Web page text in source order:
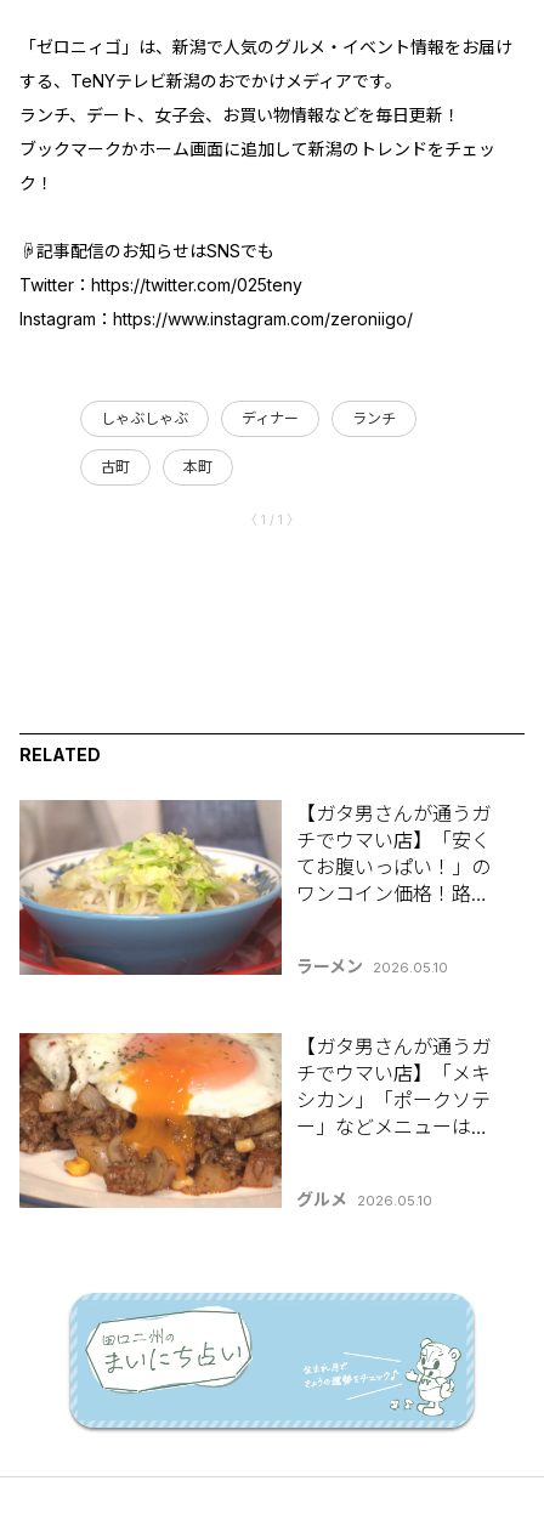
「ゼロニィゴ」は、新潟で人気のグルメ・イベント情報をお届け
する、TeNYテレビ新潟のおでかけメディアです。
ランチ、デート、女子会、お買い物情報などを毎日更新！
ブックマークかホーム画面に追加して新潟のトレンドをチェッ
ク！
☟記事配信のお知らせはSNSでも
Twitter： https://twitter.com/025teny
Instagram： https://www.instagram.com/zeroniigo/
しゃぶしゃぶ ディナー ランチ
古町 本町
〈 1 / 1 〉
RELATED
【ガタ男さんが通うガ
チでウマい店】「安く
てお腹いっぱい！」の
ワンコイン価格！路地
潟市中央区「ラーメン
ラーメン 2026.05.10
【ガタ男さんが通うガ
チでウマい店】「メキ
シカン」「ポークソテ
ー」などメニューは約
名にも注目 / 新潟市中
グルメ 2026.05.10